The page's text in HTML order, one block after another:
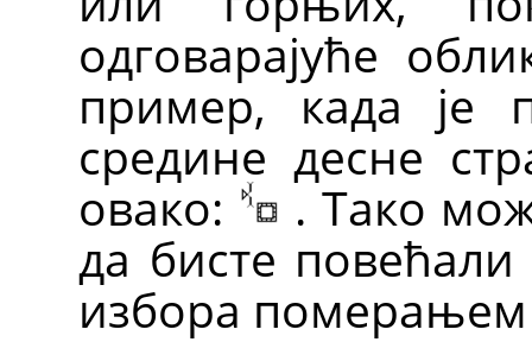
одговарајуће
пример, када је
средине десне
овако:
. Тако
да бисте
избора